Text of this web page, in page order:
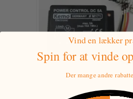
Vind en lækker
Spin for at vinde
Der mange andre